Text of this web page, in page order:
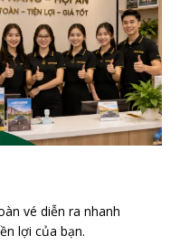
vé diễn ra nhanh
lợi của bạn.